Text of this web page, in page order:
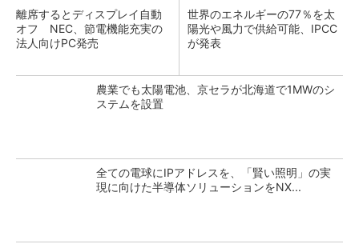
離席するとディスプレイ自動
オフ NEC、節電機能充実の
法人向けPC発売
世界のエネルギーの77％を太
陽光や風力で供給可能、IPCC
が発表
農業でも太陽電池、京セラが北海道で1MWのシ
ステムを設置
全ての電球にIPアドレスを、「賢い照明」の実
現に向けた半導体ソリューションをNX...